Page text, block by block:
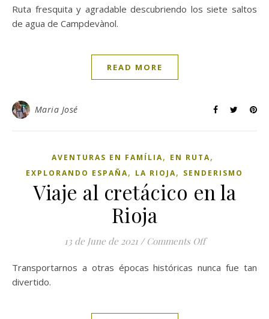
Ruta fresquita y agradable descubriendo los siete saltos
de agua de Campdevànol.
READ MORE
Maria José
AVENTURAS EN FAMÍLIA, EN RUTA,
EXPLORANDO ESPAÑA, LA RIOJA, SENDERISMO
Viaje al cretácico en la
Rioja
13 de June de 2021 / Comments Offon Viaje al
Transportarnos a otras épocas históricas nunca fue tan
divertido.